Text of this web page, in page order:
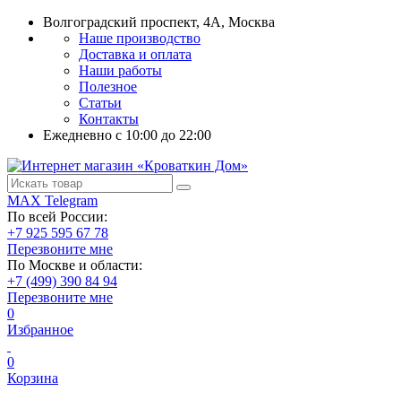
Волгоградский проспект, 4А, Москва
Наше производство
Доставка и оплата
Наши работы
Полезное
Статьи
Контакты
Ежедневно c 10:00 до 22:00
MAX Telegram
По всей России:
+7 925 595 67 78
Перезвоните мне
По Москве и области:
+7 (499) 390 84 94
Перезвоните мне
0
Избранное
0
Корзина